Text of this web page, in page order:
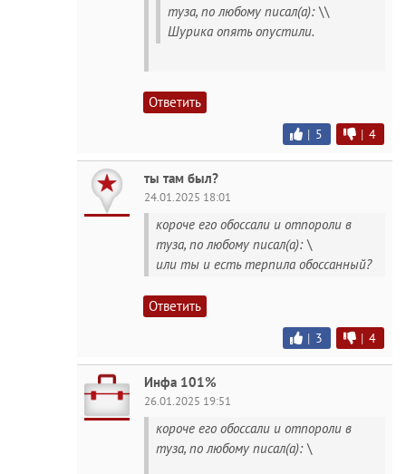
туза, по любому писал(а): \\
Шурика опять опустили.
Ответить
| 5 | 4
ты там был?
24.01.2025 18:01
короче его обоссали и отпороли в
туза, по любому писал(а): \
или ты и есть терпила обоссанный?
Ответить
| 3 | 4
Инфа 101%
26.01.2025 19:51
короче его обоссали и отпороли в
туза, по любому писал(а): \